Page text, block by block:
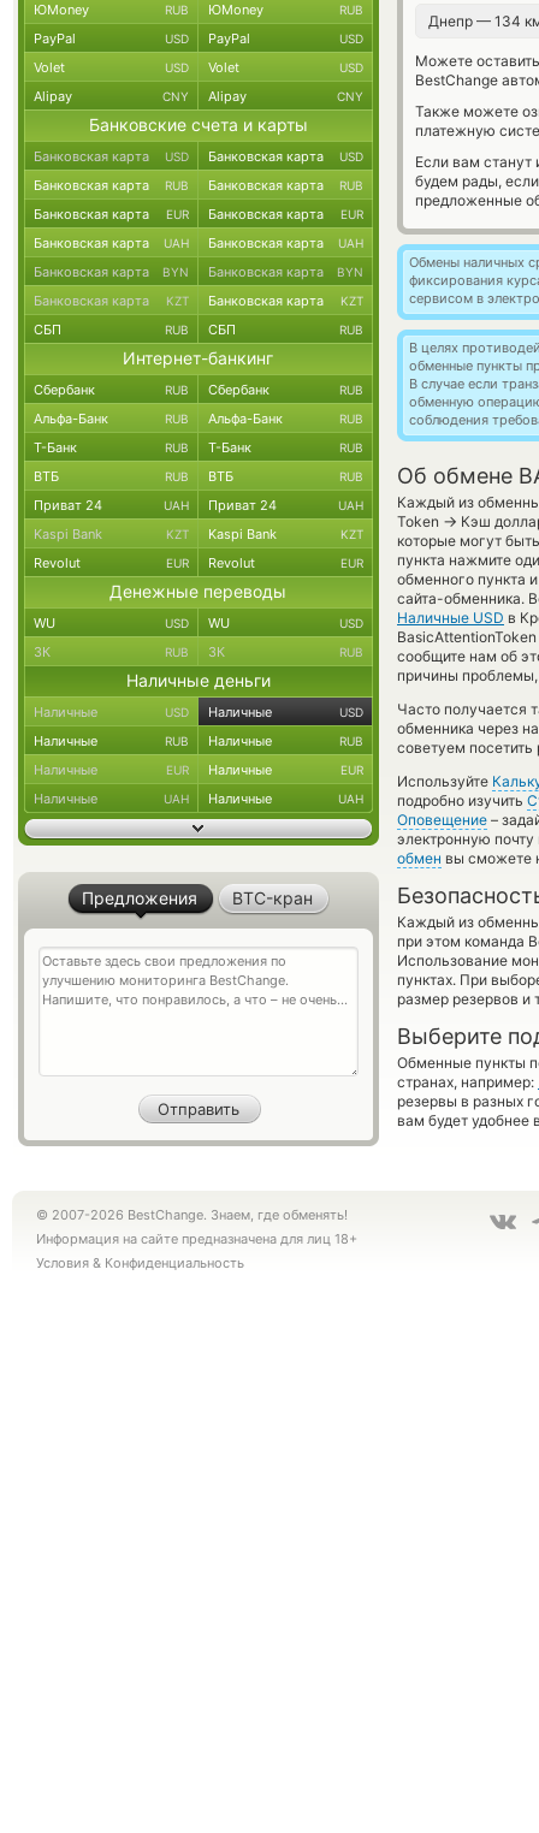
Днепр — 134
Можете
BestChange
Также можете
платежную
Если вам
будем рады,
предложенные
Обмены наличных
фиксирования
сервисом в
В целях
обменные пункты
В случае если
обменную
соблюдения
Об обмене
Каждый из
Token → Кэш
которые могут
пункта нажмите
обменного пункта
сайта-обменника.
Наличные USD в
сообщите нам об
причины
Часто получается
обменника через
советуем посетить
Используйте
подробно изучить
Оповещение –
электронную
обмен вы сможете
Каждый из
при этом команда
Использование
пунктах. При
размер резервов и
Выберите
Обменные пункты
странах, например:
резервы в разных
вам будет удобнее
ЮMoney RUB ЮMoney RUB
PayPal USD PayPal USD
Volet USD Volet USD
Alipay CNY Alipay CNY
Банковские счета и карты
Банковская карта USD Банковская карта USD
Банковская карта RUB Банковская карта RUB
Банковская карта EUR Банковская карта EUR
Банковская карта UAH Банковская карта UAH
Банковская карта BYN Банковская карта BYN
Банковская карта KZT Банковская карта KZT
СБП RUB СБП RUB
Интернет-банкинг
Сбербанк RUB Сбербанк RUB
Альфа-Банк RUB Альфа-Банк RUB
Т-Банк RUB Т-Банк RUB
ВТБ RUB ВТБ RUB
Приват 24 UAH Приват 24 UAH
Kaspi Bank KZT Kaspi Bank KZT
Revolut EUR Revolut EUR
Денежные переводы
WU USD WU USD
ЗК RUB ЗК RUB
Наличные деньги
Наличные USD Наличные USD
Наличные RUB Наличные RUB
Наличные EUR Наличные EUR
Наличные UAH Наличные UAH
Предложения BTC-кран
© 2007-2026 BestChange. Знаем, где обменять!
Информация на сайте предназначена для лиц 18+
Условия & Конфиденциальность